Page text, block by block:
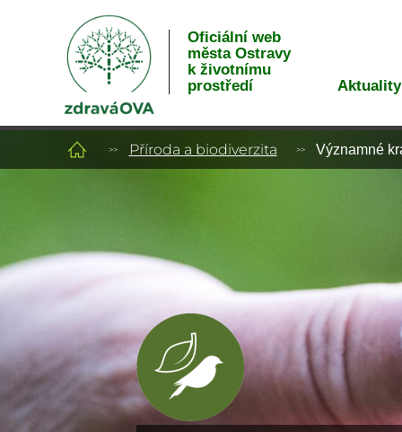
Oficiální web
města Ostravy
k životnímu
prostředí
Aktuality
Příroda a biodiverzita Významné